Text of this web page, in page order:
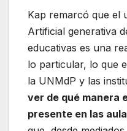
Kap remarcó que el
Artificial generativa
educativas es una
lo particular, lo que
la UNMdP y las
ver de qué manera
presente en las